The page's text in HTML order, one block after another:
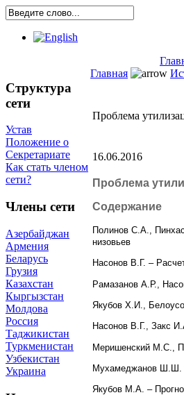
Структура
сети
Устав
Положение о
Секретариате
Как стать членом
сети?
Члены сети
Азербайджан
Армения
Беларусь
Грузия
Казахстан
Кыргызстан
Молдова
Россия
Таджикистан
Туркменистан
Узбекистан
Украина
Главная
Проблема
16.06.2016
Проблема
Содержание
Полинов С.А.,
низовьев
Насонов В.Г. –
Рамазанов А.Р.,
Якубов Х.И.,
Насонов В.Г., Закс
Меришенский М.С.,
Мухамеджанов Ш.Ш. –
Якубов М.А. –